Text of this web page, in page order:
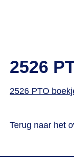
2526
2526 PTO
Terug naar het